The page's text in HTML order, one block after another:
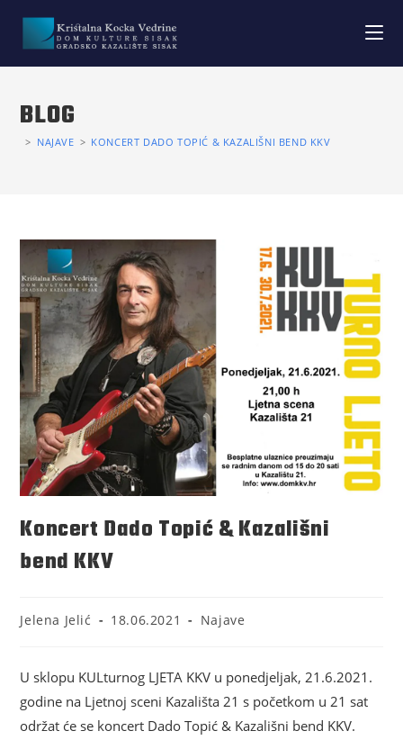
BLOG
> NAJAVE > KONCERT DADO TOPIĆ & KAZALIŠNI BEND KKV
Koncert Dado Topić & Kazališni
bend KKV
Jelena Jelić 18.06.2021 Najave
U sklopu KULturnog LJETA KKV u ponedjeljak, 21.6.2021.
godine na Ljetnoj sceni Kazališta 21 s početkom u 21 sat
održat će se koncert Dado Topić & Kazališni bend KKV.